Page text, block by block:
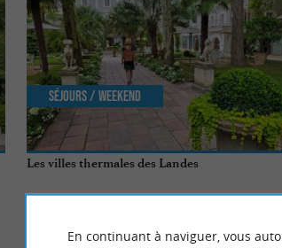
Les villes thermales des Landes
Séjours / Weekend
En continuant à naviguer, vous